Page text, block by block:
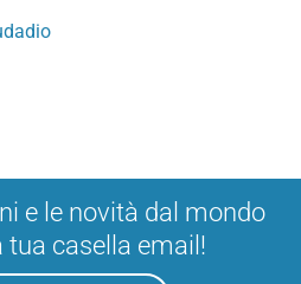
e le novità dal mondo
tua casella email!